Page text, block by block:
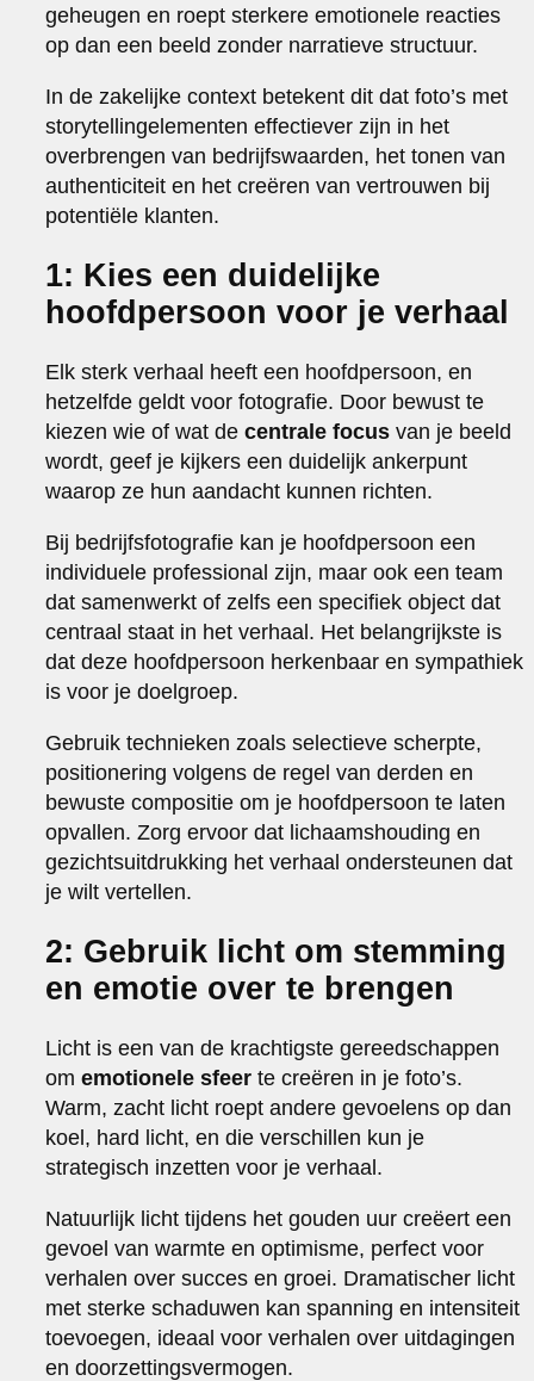
geheugen en roept sterkere emotionele reacties
op dan een beeld zonder narratieve structuur.
In de zakelijke context betekent dit dat foto’s met
storytellingelementen effectiever zijn in het
overbrengen van bedrijfswaarden, het tonen van
authenticiteit en het creëren van vertrouwen bij
potentiële klanten.
1: Kies een duidelijke
hoofdpersoon voor je verhaal
Elk sterk verhaal heeft een hoofdpersoon, en
hetzelfde geldt voor fotografie. Door bewust te
kiezen wie of wat decentrale focus van je beeld
wordt, geef je kijkers een duidelijk ankerpunt
waarop ze hun aandacht kunnen richten.
Bij bedrijfsfotografie kan je hoofdpersoon een
individuele professional zijn, maar ook een team
dat samenwerkt of zelfs een specifiek object dat
centraal staat in het verhaal. Het belangrijkste is
dat deze hoofdpersoon herkenbaar en sympathiek
is voor je doelgroep.
Gebruik technieken zoals selectieve scherpte,
positionering volgens de regel van derden en
bewuste compositie om je hoofdpersoon te laten
opvallen. Zorg ervoor dat lichaamshouding en
gezichtsuitdrukking het verhaal ondersteunen dat
je wilt vertellen.
2: Gebruik licht om stemming
en emotie over te brengen
Licht is een van de krachtigste gereedschappen
omemotionele sfeer te creëren in je foto’s.
Warm, zacht licht roept andere gevoelens op dan
koel, hard licht, en die verschillen kun je
strategisch inzetten voor je verhaal.
Natuurlijk licht tijdens het gouden uur creëert een
gevoel van warmte en optimisme, perfect voor
verhalen over succes en groei. Dramatischer licht
met sterke schaduwen kan spanning en intensiteit
toevoegen, ideaal voor verhalen over uitdagingen
en doorzettingsvermogen.